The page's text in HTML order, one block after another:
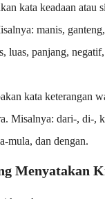
kata keadaan atau
manis,
luas, panjang,
kata keterangan
Misalnya: dari-, di-,
mula, dan dengan.
Menyatakan